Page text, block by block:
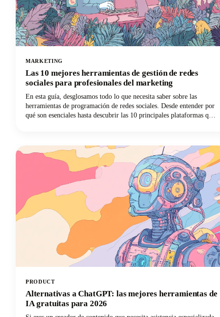
MARKETING
Las 10 mejores herramientas de gestión de redes
sociales para profesionales del marketing
En esta guía, desglosamos todo lo que necesita saber sobre las
herramientas de programación de redes sociales. Desde entender por
qué son esenciales hasta descubrir las 10 principales plataformas que
PRODUCT
Alternativas a ChatGPT: las mejores herramientas de
IA gratuitas para 2026